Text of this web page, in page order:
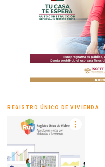
REGISTRO ÚNICO DE VIVIENDA